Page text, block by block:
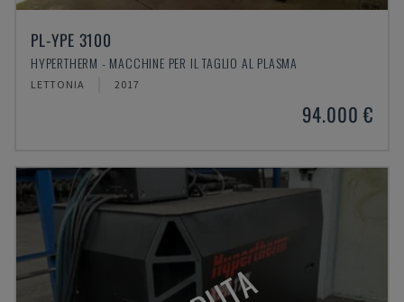
PL-YPE 3100
HYPERTHERM - MACCHINE PER IL TAGLIO AL PLASMA
LETTONIA 2017
94.000 €